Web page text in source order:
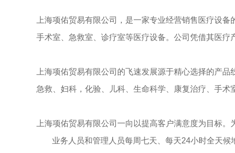
上海项佑贸易有限公司，是一家专业经营销售医疗设
手术室、急救室、诊疗室等医疗设备。公司凭借其医
上海项佑贸易有限公司的飞速发展源于精心选择的产
急救、妇科，化验、儿科 、生命科学、康复治疗、手
上海项佑贸易有限公司一向以提高客户满意度为目标
业务人员和管理人员每周七天、每天24小时全天